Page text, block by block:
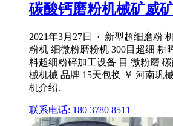
碳酸钙磨粉机械矿威
2021年3月27日 · 新型超细磨粉
粉机 细微粉磨粉机 300目超细 耕
料超细粉碎加工设备 目 微粉磨
械机械 品牌 15天包换 ￥ 河南巩
机介绍.
联系电话: 180 3780 8511